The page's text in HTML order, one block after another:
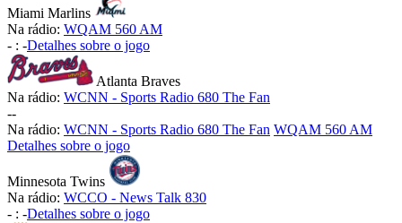
Miami Marlins
Na rádio: WQAM 560 AM
- : -Detalhes sobre o jogo
Atlanta Braves
Na rádio: WCNN - Sports Radio 680 The Fan
--
Na rádio: WCNN - Sports Radio 680 The Fan WQAM 560 AM
Detalhes sobre o jogo
Minnesota Twins
Na rádio: WCCO - News Talk 830
- : -Detalhes sobre o jogo